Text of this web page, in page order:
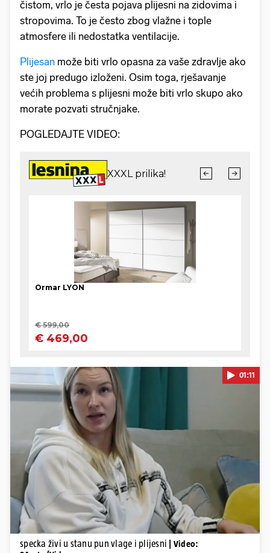
čistom, vrlo je česta pojava plijesni na zidovima i
stropovima. To je često zbog vlažne i tople
atmosfere ili nedostatka ventilacije.
Plijesan može biti vrlo opasna za vaše zdravlje ako
ste joj predugo izloženi. Osim toga, rješavanje
većih problema s plijesni može biti vrlo skupo ako
morate pozvati stručnjake.
POGLEDAJTE VIDEO:
Pokretanje videa...
01:11
specka živi u stanu pun vlage i plijesni
| Video: